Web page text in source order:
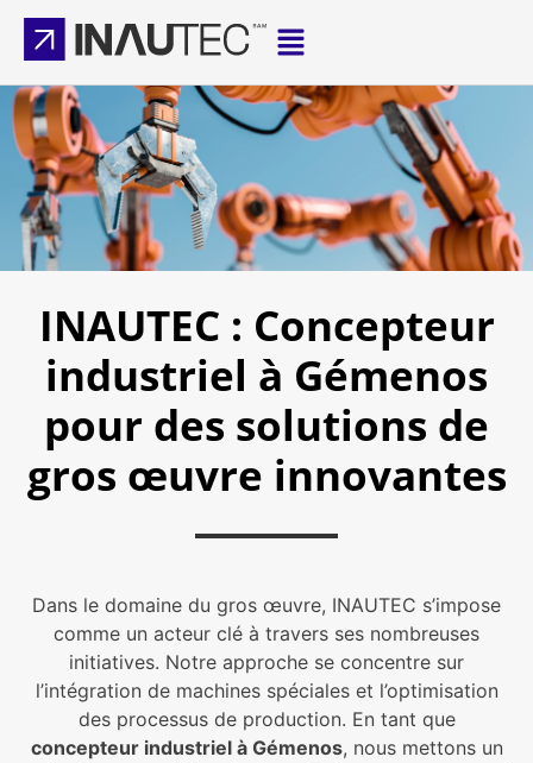
INAUTEC : Concepteur
industriel à Gémenos
pour des solutions de
gros œuvre innovantes
Dans le domaine du gros œuvre, INAUTEC s’impose
comme un acteur clé à travers ses nombreuses
initiatives. Notre approche se concentre sur
l’intégration de machines spéciales et l’optimisation
des processus de production. En tant que
concepteur industriel à Gémenos, nous mettons un